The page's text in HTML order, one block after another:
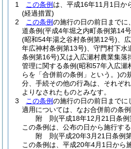
1
この条例 は、平成16年11月1日か
(経過措置)
2
この条例の施行の日の前日までに
道条例(平成4年堀之内町条例第14
(昭和54年湯之谷村条例第12号) 、
年広神村条例第13号) 、守門村下水
条例第16号)又は入広瀬村農業集落
管理に関する条例(昭和57年入広瀬
らを「合併前の条例」という。)の
分、手続その他の行為は、それぞれ
よりなされたものとみなす。
3
この条例の施行の日の前日まで
適用については、なお合併前の条例
附 則(平成18年12月21日条例
この条例は、公布の日から施行する
附 則(平成20年3月21日条例
この条例は、平成20年4月1日から